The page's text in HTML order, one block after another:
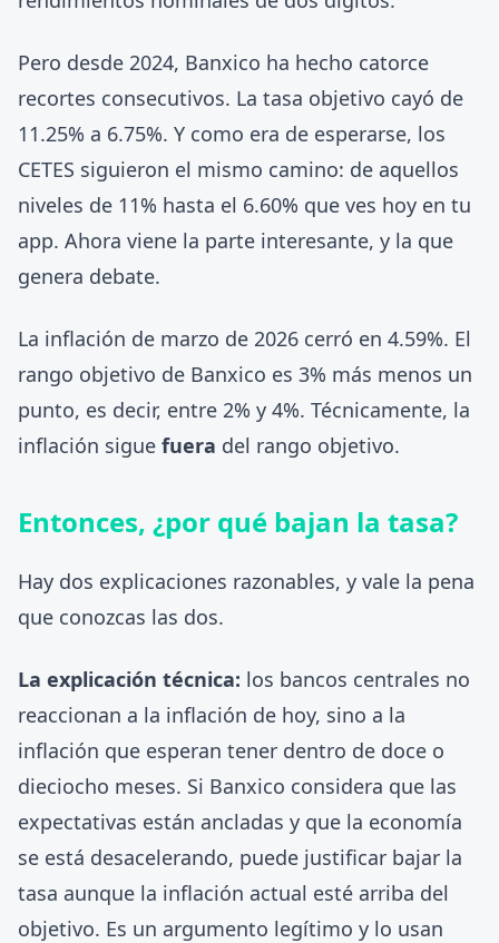
Pero desde 2024, Banxico ha hecho catorce
recortes consecutivos. La tasa objetivo cayó de
11.25% a 6.75%. Y como era de esperarse, los
CETES siguieron el mismo camino: de aquellos
niveles de 11% hasta el 6.60% que ves hoy en tu
app. Ahora viene la parte interesante, y la que
genera debate.
La inflación de marzo de 2026 cerró en 4.59%. El
rango objetivo de Banxico es 3% más menos un
punto, es decir, entre 2% y 4%. Técnicamente, la
inflación sigue fuera del rango objetivo.
Entonces, ¿por qué bajan la tasa?
Hay dos explicaciones razonables, y vale la pena
que conozcas las dos.
La explicación técnica: los bancos centrales no
reaccionan a la inflación de hoy, sino a la
inflación que esperan tener dentro de doce o
dieciocho meses. Si Banxico considera que las
expectativas están ancladas y que la economía
se está desacelerando, puede justificar bajar la
tasa aunque la inflación actual esté arriba del
objetivo. Es un argumento legítimo y lo usan